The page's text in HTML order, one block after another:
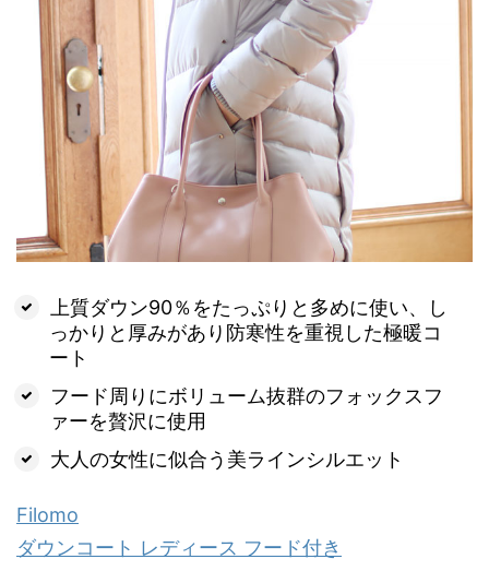
上質ダウン90％をたっぷりと多めに使い、し
っかりと厚みがあり防寒性を重視した極暖コ
ート
フード周りにボリューム抜群のフォックスフ
ァーを贅沢に使用
大人の女性に似合う美ラインシルエット
Filomo
ダウンコート レディース フード付き